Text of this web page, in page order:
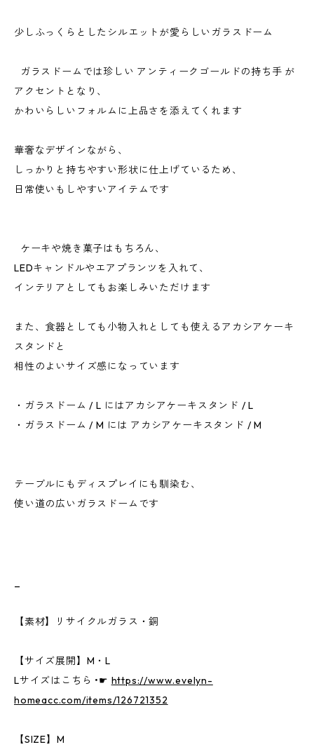
少しふっくらとしたシルエットが愛らしいガラスドーム
ガラスドームでは珍しい アンティークゴールドの持ち手 が
アクセントとなり、
かわいらしいフォルムに上品さを添えてくれます
華奢なデザインながら、
しっかりと持ちやすい形状に仕上げているため、
日常使いもしやすいアイテムです
ケーキや焼き菓子はもちろん、
LEDキャンドルやエアプランツを入れて、
インテリアとしてもお楽しみいただけます
また、食器としても小物入れとしても使えるアカシアケーキ
スタンドと
相性のよいサイズ感になっています
・ガラスドーム / L にはアカシアケーキスタンド / L
・ガラスドーム / M には アカシアケーキスタンド / M
テーブルにもディスプレイにも馴染む、
使い道の広いガラスドームです
【素材】リサイクルガラス・銅
【サイズ展開】M・L
Lサイズはこちら •☛ https://www.evelyn-
homeacc.com/items/126721352
【SIZE】M